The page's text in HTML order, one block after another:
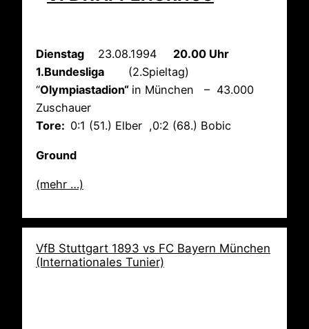
Dienstag 23.08.1994
20.00 Uhr
1.Bundesliga (2.Spieltag)
“Olympiastadion“ in München – 43.000
Zuschauer
Tore: 0:1 (51.) Elber ,0:2 (68.) Bobic
Ground
(mehr …)
VfB Stuttgart 1893 vs FC Bayern München
(Internationales Tunier)